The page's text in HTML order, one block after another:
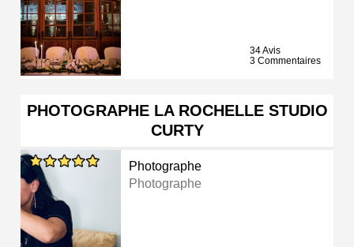
34 Avis
3 Commentaires
PHOTOGRAPHE LA ROCHELLE STUDIO
CURTY
Photographe
Photographe